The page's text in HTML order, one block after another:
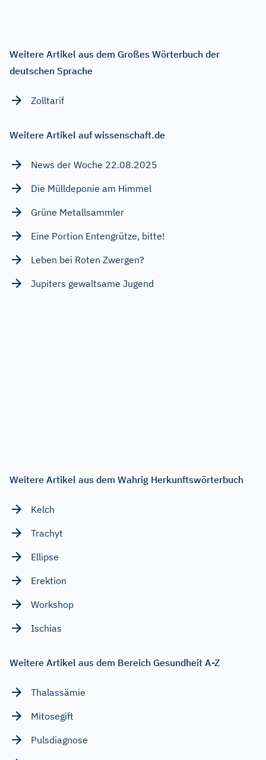
Weitere Artikel aus dem Großes Wörterbuch der
deutschen Sprache
Zolltarif
Weitere Artikel auf wissenschaft.de
News der Woche 22.08.2025
Die Mülldeponie am Himmel
Grüne Metallsammler
Eine Portion Entengrütze, bitte!
Leben bei Roten Zwergen?
Jupiters gewaltsame Jugend
Weitere Artikel aus dem Wahrig Herkunftswörterbuch
Kelch
Trachyt
Ellipse
Erektion
Workshop
Ischias
Weitere Artikel aus dem Bereich Gesundheit A-Z
Thalassämie
Mitosegift
Pulsdiagnose